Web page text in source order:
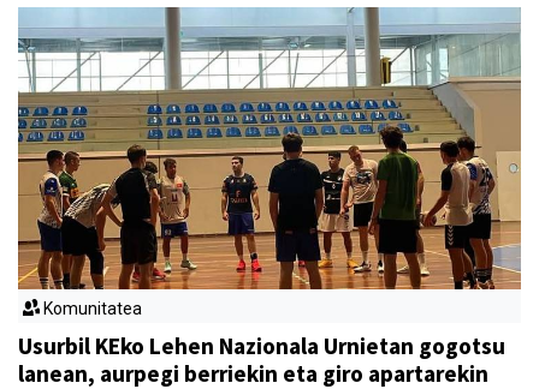
Komunitatea
Usurbil KEko Lehen Nazionala Urnietan gogotsu
lanean, aurpegi berriekin eta giro apartarekin